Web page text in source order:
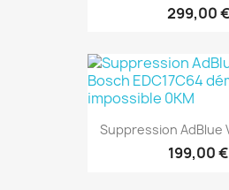
299,00 €
Suppression AdBlue
199,00 €